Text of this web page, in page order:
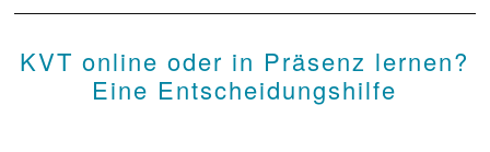
KVT online oder in Präsenz lernen?
Eine Entscheidungshilfe